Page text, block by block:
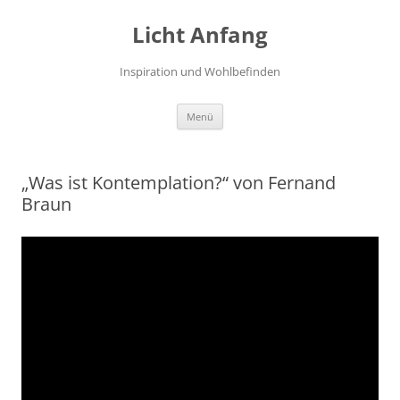
Licht Anfang
Inspiration und Wohlbefinden
Menü
„Was ist Kontemplation?“ von Fernand
Braun